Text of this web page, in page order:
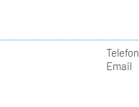
Telefon
Email